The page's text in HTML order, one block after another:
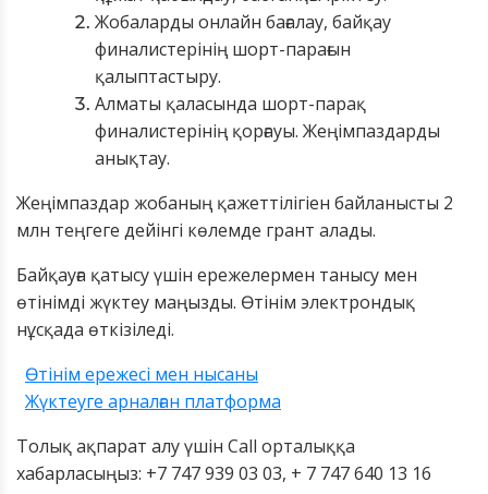
Жобаларды онлайн бағалау, байқау
финалистерінің шорт-парағын
қалыптастыру.
Алматы қаласында шорт-парақ
финалистерінің қорғауы. Жеңімпаздарды
анықтау.
Жеңімпаздар жобаның қажеттілігіен байланысты 2
млн теңгеге дейінгі көлемде грант алады.
Байқауға қатысу үшін ережелермен танысу мен
өтінімді жүктеу маңызды. Өтінім электрондық
нұсқада өткізіледі.
Өтінім ережесі мен нысаны
Жүктеуге арналған платформа
Толық ақпарат алу үшін Call орталыққа
хабарласыңыз: +7 747 939 03 03, + 7 747 640 13 16